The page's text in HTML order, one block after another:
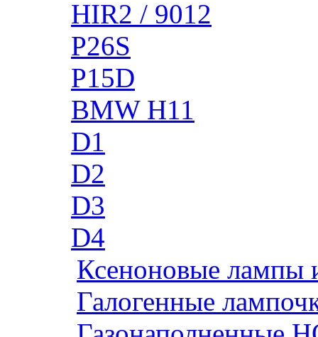
HIR2 / 9012
P26S
P15D
BMW H11
D1
D2
D3
D4
Ксеноновые лампы
Галогенные